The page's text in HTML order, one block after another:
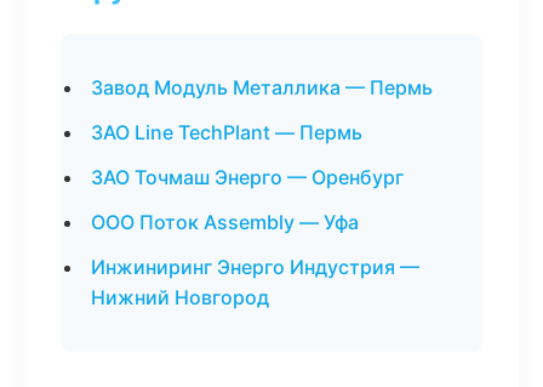
Завод Модуль Металлика — Пермь
ЗАО Line TechPlant — Пермь
ЗАО Точмаш Энерго — Оренбург
ООО Поток Assembly — Уфа
Инжиниринг Энерго Индустрия —
Нижний Новгород